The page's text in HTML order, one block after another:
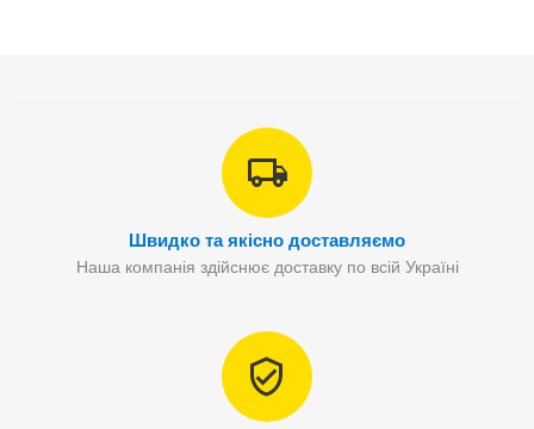
Швидко та якісно доставляємо
Наша компанія здійснює доставку по всій Україні